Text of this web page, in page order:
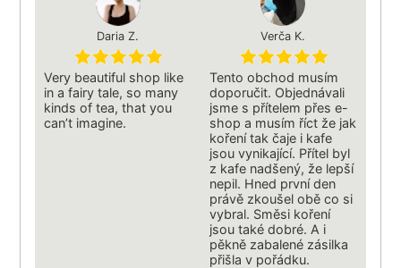
Daria Z.
Very beautiful shop like
in a fairy tale, so many
kinds of tea, that you
can’t imagine.
Verča K.
Tento obchod musím
doporučit. Objednávali
jsme s přítelem přes e-
shop a musím říct že jak
koření tak čaje i kafe
jsou vynikající. Přítel byl
z kafe nadšený, že lepší
nepil. Hned první den
právě zkoušel obě co si
vybral. Směsi koření
jsou také dobré. A i
pěkně zabalené zásilka
přišla v pořádku.